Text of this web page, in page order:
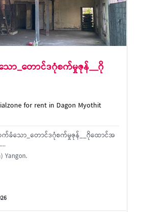
ာ_တောင်ဒဂုံစက်မှုဇုန်__ဂို
for rent in Dagon Myothit
လက်ခံသော_တောင်ဒဂုံစက်မှုဇုန်__ဂိုထောင်အ
Yangon.